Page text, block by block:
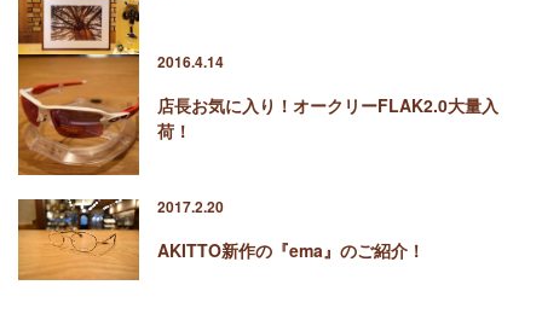
2016.4.14
店長お気に入り！オークリーFLAK2.0大量入
荷！
2017.2.20
AKITTO新作の『ema』のご紹介！